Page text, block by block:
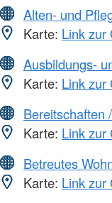
Alten- und
Karte: Link zur
Ausbildungs-
Karte: Link zur
Bereitschaften
Karte: Link zur
Betreutes
Karte: Link zur